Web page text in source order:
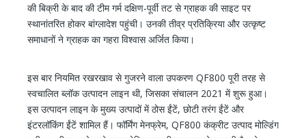
की बिक्री के बाद की टीम गर्म दक्षिण-पूर्वी तट से ग्राहक की साइट पर
स्थानांतरित होकर बांग्लादेश पहुंची। उनकी तीव्र प्रतिक्रिया और उत्कृष्ट
समाधानों ने ग्राहक का गहरा विश्वास अर्जित किया।
इस बार नियमित रखरखाव से गुजरने वाला उपकरण QF800 पूरी तरह से
स्वचालित ब्लॉक उत्पादन लाइन थी, जिसका संचालन 2021 में शुरू हुआ।
इस उत्पादन लाइन के मुख्य उत्पादों में ठोस ईंटें, छोटी तरंग ईंटें और
इंटरलॉकिंग ईंटें शामिल हैं। फॉर्मिंग मेनफ्रेम, QF800 कंक्रीट उत्पाद मोल्डिंग